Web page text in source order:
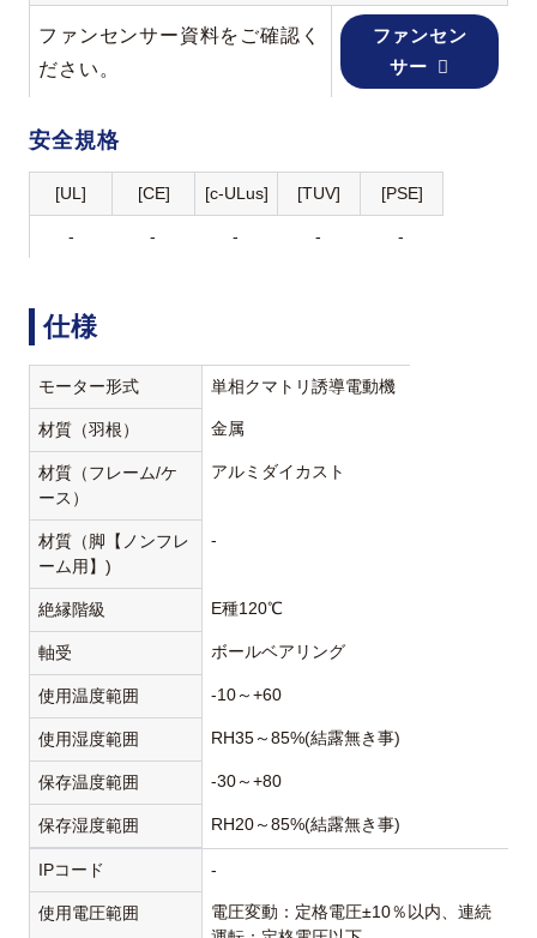
ファンセンサー資料をご確認く
ださい。
ファンセン
サー
安全規格
[UL] [CE] [c-ULus] [TUV] [PSE]
- - - - -
仕様
モーター形式 単相クマトリ誘導電動機
材質（羽根） 金属
材質（フレーム/ケ
ース）
アルミダイカスト
材質（脚【ノンフレ
ーム用】)
-
絶縁階級 E種120℃
軸受 ボールベアリング
使用温度範囲 -10～+60
使用湿度範囲 RH35～85%(結露無き事)
保存温度範囲 -30～+80
保存湿度範囲 RH20～85%(結露無き事)
IPコード -
使用電圧範囲
電圧変動：定格電圧±10％以内、連続